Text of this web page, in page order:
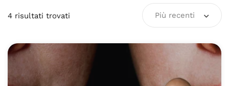
4 risultati trovati Più recenti